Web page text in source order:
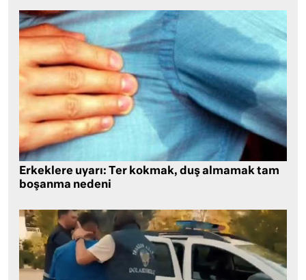
Erkeklere uyarı: Ter kokmak, duş almamak tam
boşanma nedeni